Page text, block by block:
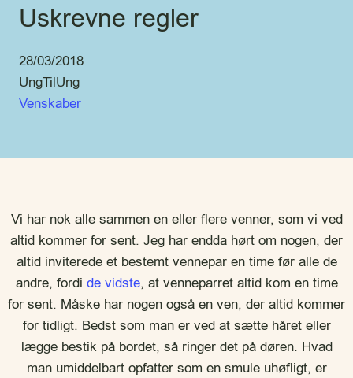
Uskrevne regler
28/03/2018
UngTilUng
Venskaber
Vi har nok alle sammen en eller flere venner, som vi ved
altid kommer for sent. Jeg har endda hørt om nogen, der
altid inviterede et bestemt vennepar en time før alle de
andre, fordi de vidste, at venneparret altid kom en time
for sent. Måske har nogen også en ven, der altid kommer
for tidligt. Bedst som man er ved at sætte håret eller
lægge bestik på bordet, så ringer det på døren. Hvad
man umiddelbart opfatter som en smule uhøfligt, er